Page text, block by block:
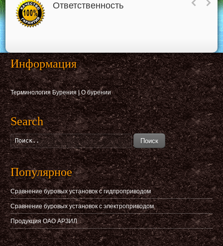
Ответственность
Информация
Терминология Бурения|О бурении
Search
Поиск
Популярное
Сравнение буровых установок с гидпроприводом
Сравнение буровых установок с электроприводом
Продукция ОАО АРЗИЛ